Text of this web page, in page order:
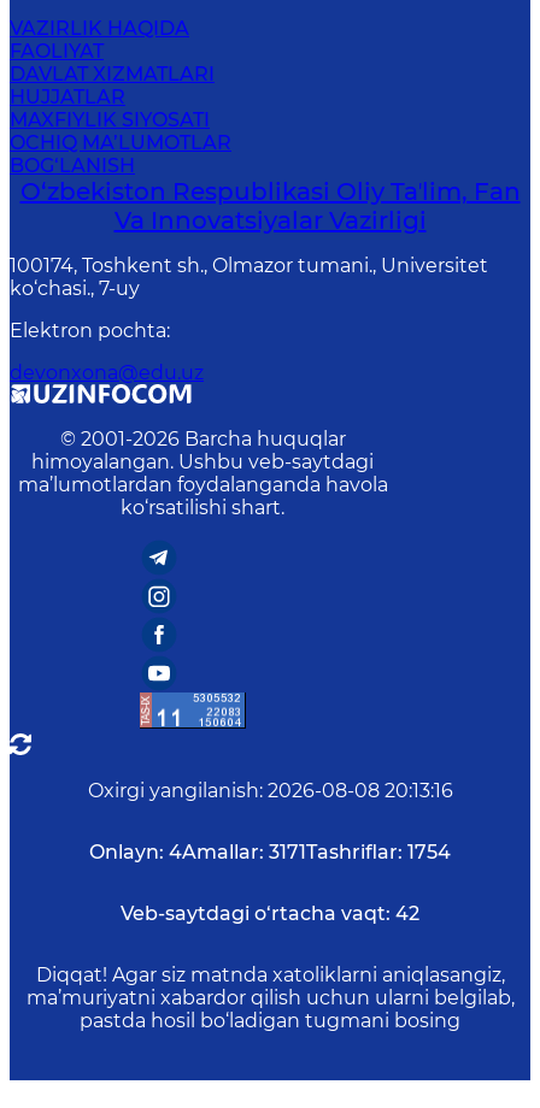
VAZIRLIK HAQIDA
FAOLIYAT
DAVLAT XIZMATLARI
HUJJATLAR
MAXFIYLIK SIYOSATI
OCHIQ MA’LUMOTLAR
BOG‘LANISH
O‘zbekiston Respublikasi Oliy Taʼlim, Fan
Va Innovatsiyalar Vazirligi
100174, Toshkent sh., Olmazor tumani., Universitet
ko‘chasi., 7-uy
Elektron pochta:
devonxona@edu.uz
© 2001-2026 Barcha huquqlar
himoyalangan. Ushbu veb-saytdagi
ma’lumotlardan foydalanganda havola
ko‘rsatilishi shart.
Oxirgi yangilanish: 2026-08-08 20:13:16
Onlayn: 4Amallar: 3171Tashriflar: 1754
Veb-saytdagi o‘rtacha vaqt: 42
Diqqat! Agar siz matnda xatoliklarni aniqlasangiz,
ma’muriyatni xabardor qilish uchun ularni belgilab,
pastda hosil bo‘ladigan tugmani bosing